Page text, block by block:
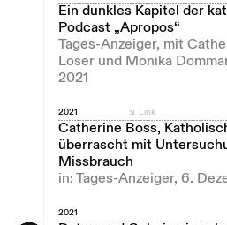
Ein dunkles Kapitel der
Podcast „Apropos“
Tages-Anzeiger, mit
Loser und Monika
2021
2021
Catherine Boss,
überrascht mit
Missbrauch
in: Tages-Anzeiger, 6.
Link
2021